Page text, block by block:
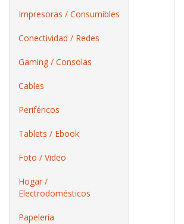
Impresoras / Consumibles
Conectividad / Redes
Gaming / Consolas
Cables
Periféricos
Tablets / Ebook
Foto / Video
Hogar /
Electrodomésticos
Papelería